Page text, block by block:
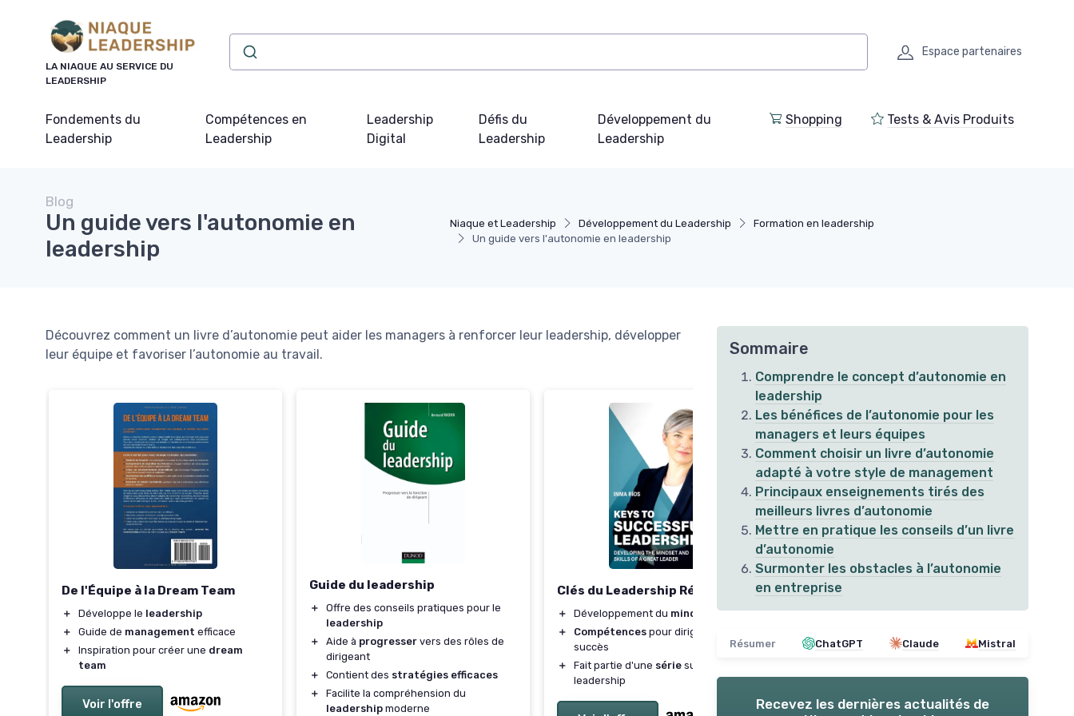
LA NIAQUE AU SERVICE DU
LEADERSHIP
Espace partenaires
Fondements du
Leadership
Compétences en
Leadership
Leadership
Digital
Défis du
Leadership
Développement du
Leadership
Shopping Tests & Avis Produits
Niaque et Leadership Développement du Leadership
Formation en leadership
Un guide vers l'autonomie en leadership
Blog
Un guide vers l'autonomie en
leadership
Découvrez comment un livre d’autonomie peut aider les managers à renforcer leur leadership, développer
leur équipe et favoriser l’autonomie au travail.
De l'Équipe à la Dream Team
＋ Développe le leadership
＋
Guide de management efficace
＋
Inspiration pour créer une dream
team
Voir l'offre
Guide du leadership
＋
Offre des conseils pratiques pour le
leadership
＋
Aide à progresser vers des rôles de
dirigeant
＋
Contient des stratégies efficaces
＋
Facilite la compréhension du
leadership moderne
Clés du Leadership Réussi
＋ Développement du mindset
de leader
＋
Compétences pour diriger avec
succès
＋
Fait partie d'une série sur le
leadership
De l'Équipe à la Dream Team
＋ Développe leleadership
＋ Inspiration pour créer une
dream
Voir l'offre
Sommaire
Comprendre le concept d’autonomie en
leadership
Les bénéfices de l’autonomie pour les
managers et leurs équipes
Comment choisir un livre d’autonomie
adapté à votre style de management
Principaux enseignements tirés des
meilleurs livres d’autonomie
Mettre en pratique les conseils d’un livre
d’autonomie
Surmonter les obstacles à l’autonomie
en entreprise
Résumer ChatGPT Claude Mistral
Recevez les dernières actualités de